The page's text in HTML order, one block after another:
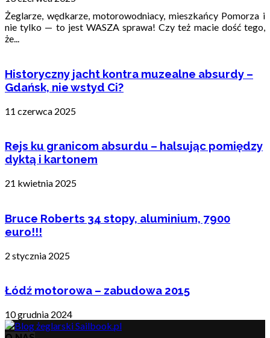
Żeglarze, wędkarze, motorowodniacy, mieszkańcy Pomorza i
nie tylko — to jest WASZA sprawa! Czy też macie dość tego,
że...
Historyczny jacht kontra muzealne absurdy –
Gdańsk, nie wstyd Ci?
11 czerwca 2025
Rejs ku granicom absurdu – halsując pomiędzy
dyktą i kartonem
21 kwietnia 2025
Bruce Roberts 34 stopy, aluminium, 7900
euro!!!
2 stycznia 2025
Łódź motorowa – zabudowa 2015
10 grudnia 2024